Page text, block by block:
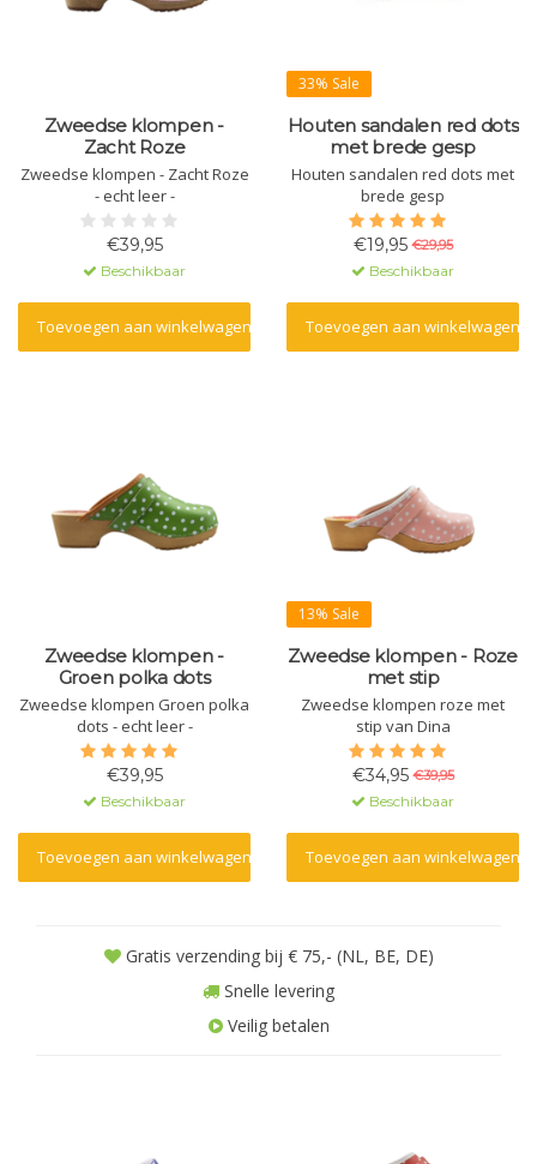
Zweedse klompen -
Zacht Roze
Zweedse klompen - Zacht Roze
- echt leer -
€39,95
Beschikbaar
Toevoegen aan winkelwagen
33% Sale
Houten sandalen red dots
met brede gesp
Houten sandalen red dots met
brede gesp
€19,95 €29,95
Beschikbaar
Toevoegen aan winkelwagen
Zweedse klompen -
Groen polka dots
Zweedse klompen Groen polka
dots - echt leer -
€39,95
Beschikbaar
Toevoegen aan winkelwagen
13% Sale
Zweedse klompen - Roze
met stip
Zweedse klompen roze met
stip van Dina
€34,95 €39,95
Beschikbaar
Toevoegen aan winkelwagen
Gratis verzending bij € 75,- (NL, BE, DE)
Snelle levering
Veilig betalen